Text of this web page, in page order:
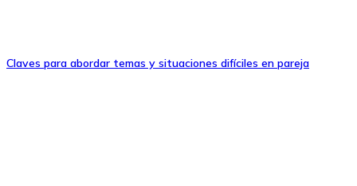
Claves para abordar temas y situaciones difíciles en pareja